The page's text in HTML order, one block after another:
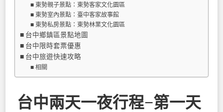
東勢親子景點：東勢客家文化園區
東勢室內景點：臺中客家故事館
東勢私房景點：東勢林業文化園區
台中鄉鎮區景點地圖
台中限時套票優惠
台中旅遊快速攻略
相關
台中兩天一夜行程−第一天